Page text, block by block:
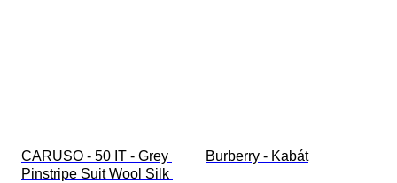
CARUSO - 50 IT - Grey
Pinstripe Suit Wool Silk
Burberry - Kabát